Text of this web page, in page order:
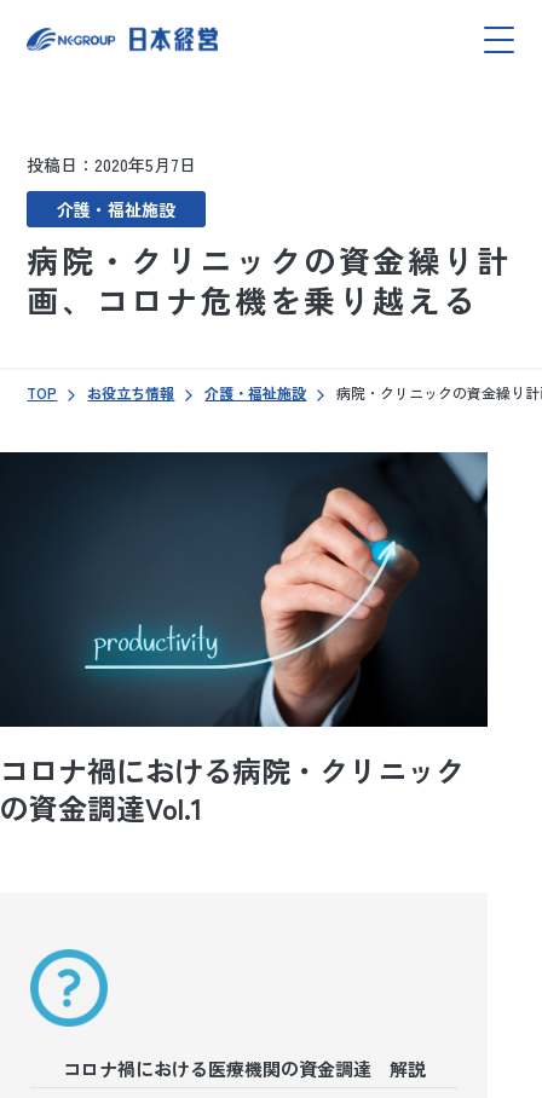
投稿日：2020年5月7日
介護・福祉施設
病院・クリニックの資金繰り計
画、コロナ危機を乗り越える
TOP お役立ち情報 介護・福祉施設 病院・クリニックの資金繰り
コロナ禍における病院・クリニック
の資金調達Vol.1
コロナ禍における医療機関の資金調達 解説